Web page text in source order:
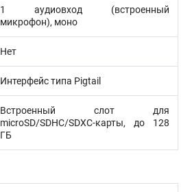
1 аудиовход (встроенный
микрофон), моно
Нет
Интерфейс типа Pigtail
Встроенный слот для
microSD/SDHC/SDXC-карты, до 128
ГБ